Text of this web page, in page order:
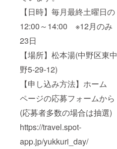
【日時】毎月最終土曜日の
12:00～14:00 ※12月のみ
23日
【場所】松本湯(中野区東中
野5-29-12)
【申し込み方法】ホーム
ページの応募フォームから
(応募者多数の場合は抽選)
https://travel.spot-
app.jp/yukkuri_day/